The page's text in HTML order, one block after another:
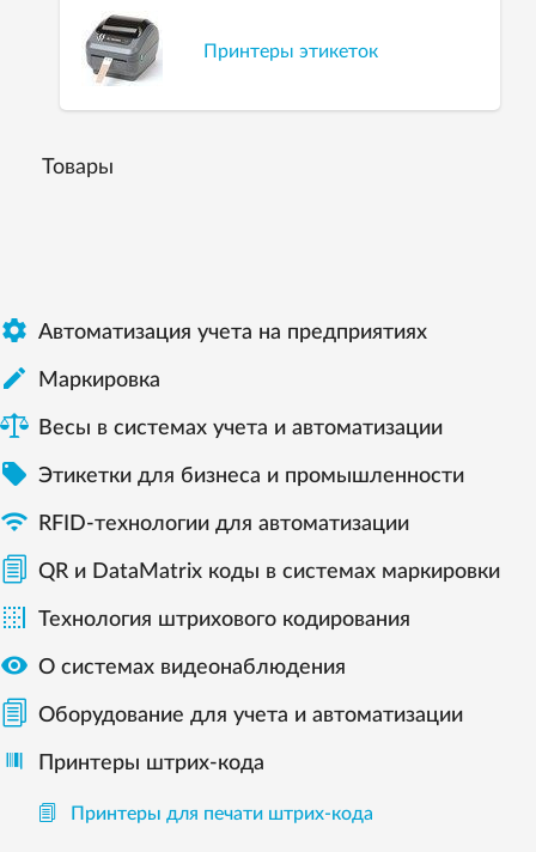
Принтеры этикеток
Товары
 Автоматизация учета на предприятиях
 Маркировка
Весы в системах учета и автоматизации
 Этикетки для бизнеса и промышленности
 RFID-технологии для автоматизации
QR и DataMatrix коды в системах маркировки
 Технология штрихового кодирования
 О системах видеонаблюдения
Оборудование для учета и автоматизации
Принтеры штрих-кода
Принтеры для печати штрих-кода